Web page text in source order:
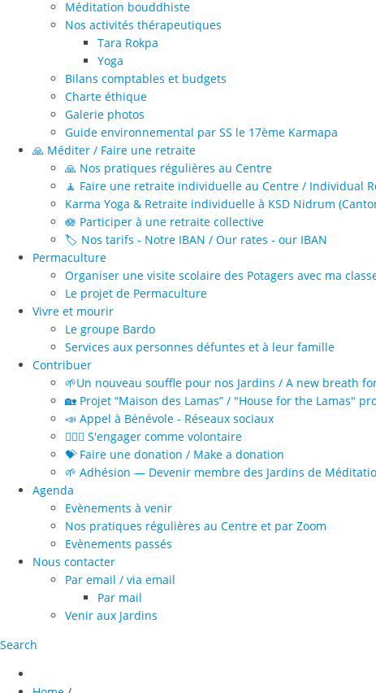
Méditation bouddhiste
Nos activités thérapeutiques
Tara Rokpa
Yoga
Bilans comptables et budgets
Charte éthique
Galerie photos
Guide environnemental par SS le 17ème Karmapa
🙏 Méditer / Faire une retraite
🙏 Nos pratiques régulières au Centre
🧘 Faire une retraite individuelle au Centre / Individual
Karma Yoga & Retraite individuelle à KSD Nidrum
🪷 Participer à une retraite collective
🏷️ Nos tarifs - Notre IBAN / Our rates - our IBAN
Permaculture
Organiser une visite scolaire des Potagers avec ma
Le projet de Permaculture
Vivre et mourir
Le groupe Bardo
Services aux personnes défuntes et à leur famille
Contribuer
🌱Un nouveau souffle pour nos Jardins / A new breath
🏡 Projet “Maison des Lamas” / "House for the Lamas"
📣 Appel à Bénévole - Réseaux sociaux
🙋🏻‍♀️ S'engager comme volontaire
💝 Faire une donation / Make a donation
🌱 Adhésion — Devenir membre des Jardins de
Agenda
Evènements à venir
Nos pratiques régulières au Centre et par Zoom
Evènements passés
Nous contacter
Par email / via email
Par mail
Venir aux Jardins
Search